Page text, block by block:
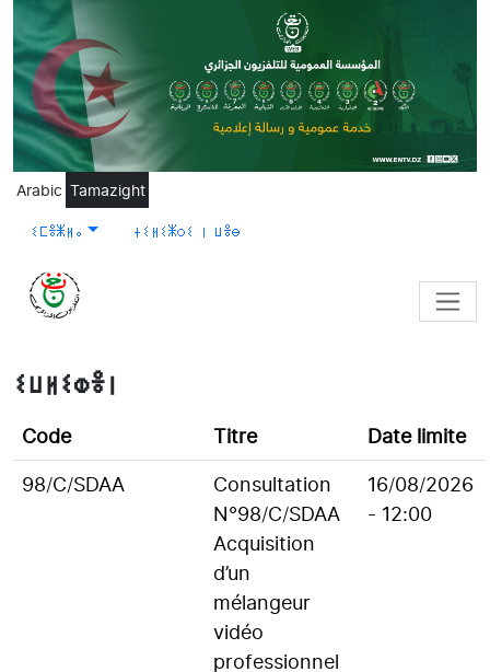
Skip to main content
Arabic Tamazight
ⵉⵎⴻⵥⵍⴰ ⵜⵉⵍⵉⵥⵔⵉ ⵏ ⵡⴻⴱ
ⵉⵡⵍⵉⵀⴻⵏ
Code Titre Date limite
98/C/SDAA
Consultation
N°98/C/SDAA
Acquisition
d’un
mélangeur
vidéo
professionnel
16/08/2026
- 12:00